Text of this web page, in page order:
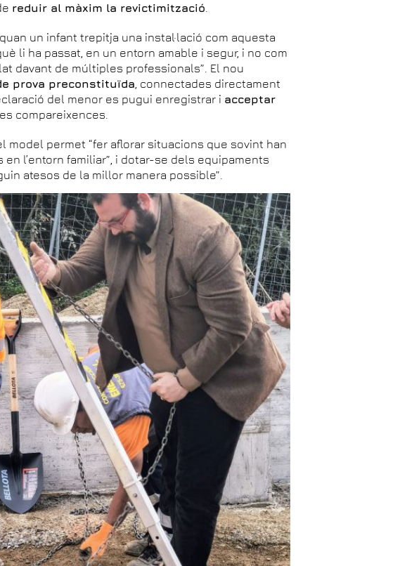
reduir al màxim la revictimització
un infant trepitja una instal·lació com aquesta
li ha passat, en un entorn amable i segur, i no com
davant de múltiples professionals”. El nou
prova preconstituïda , connectades directament
del menor es pugui enregistrar i acceptar
compareixences.
model permet “fer aflorar situacions que sovint han
l’entorn familiar”, i dotar-se dels equipaments
atesos de la millor manera possible”.